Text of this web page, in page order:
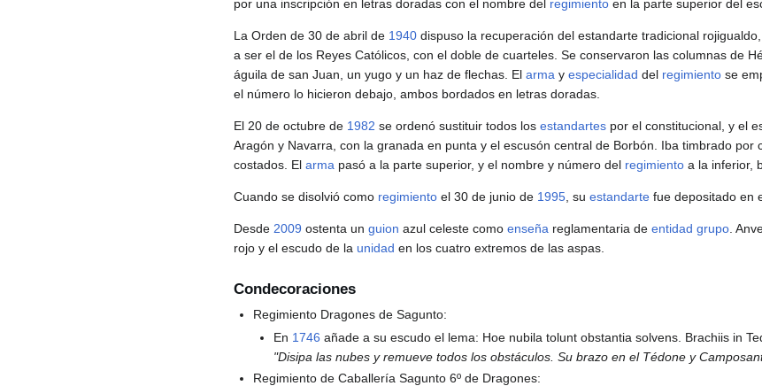
por una inscripción en letras doradas con el nombre del regimiento en la parte superior del
La Orden de 30 de abril de 1940 dispuso la recuperación del estandarte tradicional
a ser el de los Reyes Católicos, con el doble de cuarteles. Se conservaron las columnas de
águila de san Juan, un yugo y un haz de flechas. El arma y especialidad del regimiento se
el número lo hicieron debajo, ambos bordados en letras doradas.
El 20 de octubre de 1982 se ordenó sustituir todos los estandartes por el constitucional, y el
Aragón y Navarra, con la granada en punta y el escusón central de Borbón. Iba timbrado
costados. El arma pasó a la parte superior, y el nombre y número del regimiento a la inferior,
Cuando se disolvió como regimiento el 30 de junio de 1995, su estandarte fue depositado en
Desde 2009 ostenta un guion azul celeste como enseña reglamentaria de entidad grupo.
rojo y el escudo de la unidad en los cuatro extremos de las aspas.
Condecoraciones
Regimiento Dragones de Sagunto:
En 1746 añade a su escudo el lema: Hoe nubila tolunt obstantia solvens. Brachiis in
"Disipa las nubes y remueve todos los obstáculos. Su brazo en el Tédone y
Regimiento de Caballería Sagunto 6º de Dragones: